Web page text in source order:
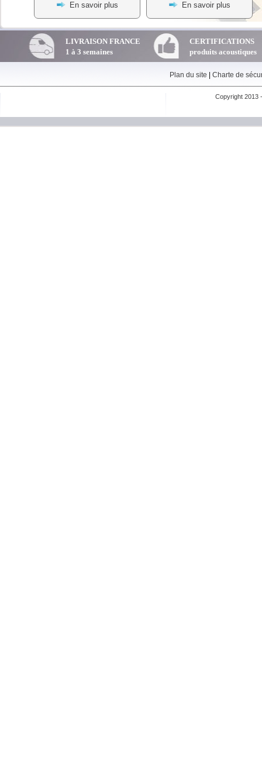
En savoir plus En savoir plus
LIVRAISON FRANCE
1 à 3 semaines
CERTIFICATIONS
produits acoustiques
Plan du site Charte de
Copyright 2013